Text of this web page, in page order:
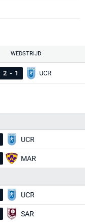
WEDSTRIJD
2 - 1 UCR
UCR
MAR
UCR
SAR